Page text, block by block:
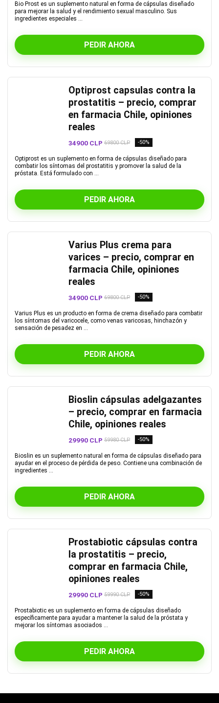
Bio Prost es un suplemento natural en forma de cápsulas diseñado
para mejorar la salud y el rendimiento sexual masculino. Sus
ingredientes especiales ...
PEDIR AHORA
Optiprost capsulas contra la
prostatitis – precio, comprar
en farmacia Chile, opiniones
reales
34900 CLP 69800 CLP -50%
Optiprost es un suplemento en forma de cápsulas diseñado para
combatir los síntomas del prostatitis y promover la salud de la
próstata. Está formulado con ...
PEDIR AHORA
Varius Plus crema para
varices – precio, comprar en
farmacia Chile, opiniones
reales
34900 CLP 69800 CLP -50%
Varius Plus es un producto en forma de crema diseñado para combatir
los síntomas del varicocele, como venas varicosas, hinchazón y
sensación de pesadez en ...
PEDIR AHORA
Bioslin cápsulas adelgazantes
– precio, comprar en farmacia
Chile, opiniones reales
29990 CLP 59980 CLP -50%
Bioslin es un suplemento natural en forma de cápsulas diseñado para
ayudar en el proceso de pérdida de peso. Contiene una combinación de
ingredientes ...
PEDIR AHORA
Prostabiotic cápsulas contra
la prostatitis – precio,
comprar en farmacia Chile,
opiniones reales
29990 CLP 59990 CLP -50%
Prostabiotic es un suplemento en forma de cápsulas diseñado
específicamente para ayudar a mantener la salud de la próstata y
mejorar los síntomas asociados ...
PEDIR AHORA